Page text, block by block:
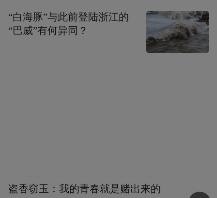
“白海豚”与此前登陆浙江的
“巴威”有何异同？
盗香窃玉：我的青春就是赌出来的